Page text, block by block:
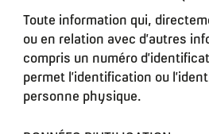
Toute information qui,
ou en relation avec d’autres
compris un numéro
permet l’identification ou
personne physique.